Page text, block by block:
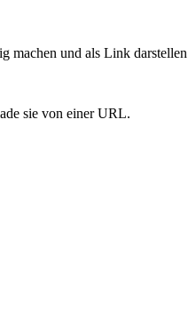
machen und als Link darstellen
sie von einer URL.